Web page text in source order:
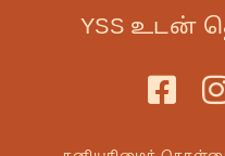
YSS உடன்